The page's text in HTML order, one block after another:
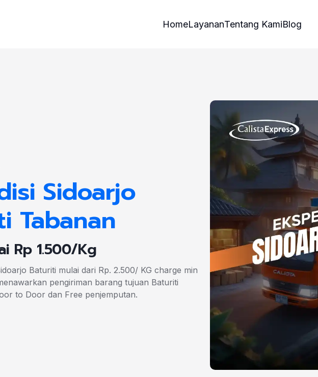
HomeLayananTentang KamiBlog
Sidoarjo
Tabanan
Rp 1.500/Kg
Baturiti mulai dari Rp. 2.500/ KG charge min
pengiriman barang tujuan Baturiti
to Door dan Free penjemputan.